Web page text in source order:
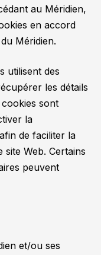
au Méridien,
en accord
Méridien.
utilisent des
les détails
cookies sont
la
de faciliter la
Web. Certains
peuvent
et/ou ses